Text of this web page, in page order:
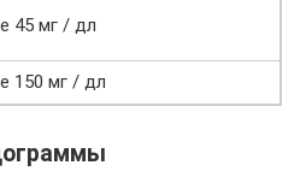
45 мг / дл
150 мг / дл